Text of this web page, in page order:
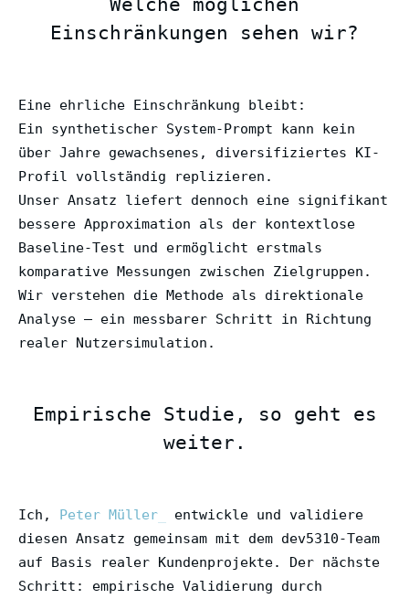
Einschränkungen sehen wir?
Eine ehrliche Einschränkung bleibt:
Ein synthetischer System-Prompt kann kein
über Jahre gewachsenes, diversifiziertes KI-
Profil vollständig replizieren.
Unser Ansatz liefert dennoch eine signifikant
bessere Approximation als der kontextlose
Baseline-Test und ermöglicht erstmals
komparative Messungen zwischen Zielgruppen.
Wir verstehen die Methode als direktionale
Analyse — ein messbarer Schritt in Richtung
realer Nutzersimulation.
Empirische Studie, so geht es
weiter.
Ich, Peter Müller
entwickle und validiere
diesen Ansatz gemeinsam mit dem dev5310-Team
auf Basis realer Kundenprojekte. Der nächste
Schritt: empirische Validierung durch